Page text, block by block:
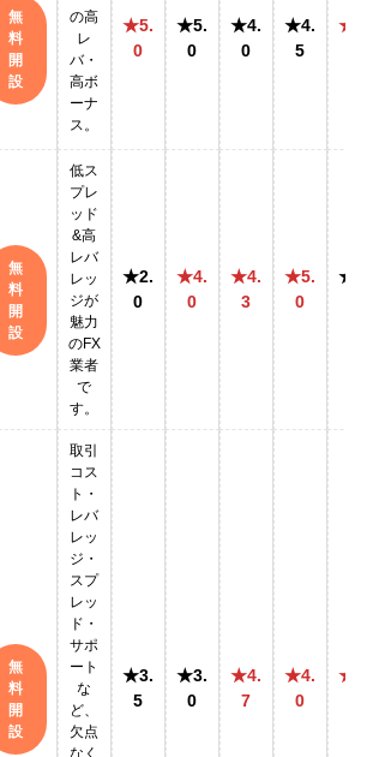
無
料
開
設
の高
レ
バ・
高ボ
ーナ
ス。
★5.
0
★5.
0
★4.
0
★4.
5
無
料
開
設
低ス
プレ
ッド
&高
レバ
レッ
ジが
魅力
のFX
業者
で
す。
★2.
0
★4.
0
★4.
3
★5.
0
無
料
開
設
取引
コス
ト・
レバ
レッ
ジ・
スプ
レッ
ド・
サポ
ート
な
ど、
欠点
★3.
5
★3.
0
★4.
7
★4.
0